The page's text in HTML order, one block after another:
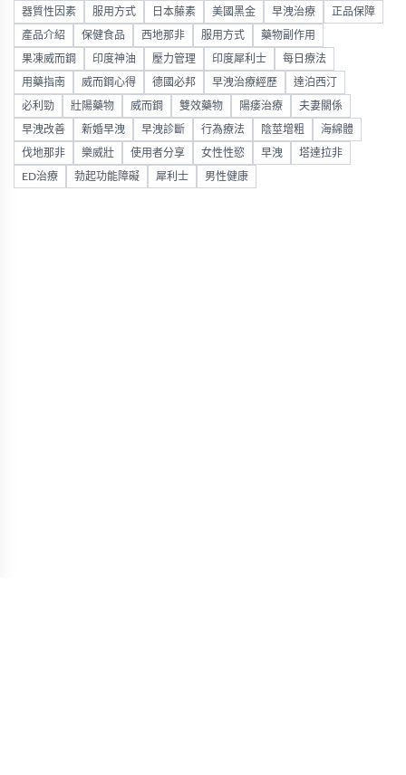
器質性因素 服用方式 日本藤素 美國黑金 早洩治療 正品保障
產品介紹 保健食品 西地那非 服用方式 藥物副作用
果凍威而鋼 印度神油 壓力管理 印度犀利士 每日療法
用藥指南 威而鋼心得 德國必邦 早洩治療經歷 達泊西汀
必利勁 壯陽藥物 威而鋼 雙效藥物 陽痿治療 夫妻關係
早洩改善 新婚早洩 早洩診斷 行為療法 陰莖增粗 海綿體
伐地那非 樂威壯 使用者分享 女性性慾 早洩 塔達拉非
ED治療 勃起功能障礙 犀利士 男性健康